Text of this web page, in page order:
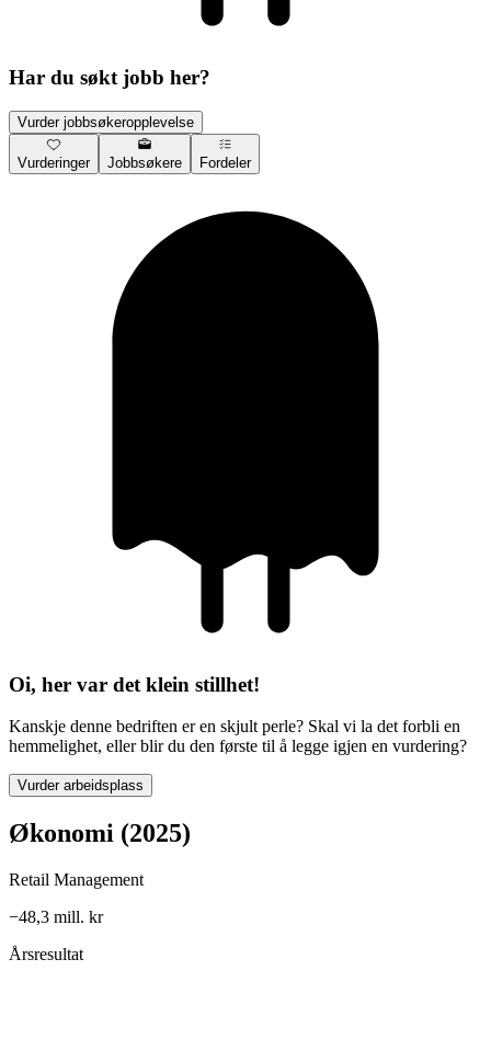
Har du søkt jobb her?
Vurder jobbsøkeropplevelse
Vurderinger Jobbsøkere Fordeler
Oi, her var det klein stillhet!
Kanskje denne bedriften er en skjult perle? Skal vi la det forbli en
hemmelighet, eller blir du den første til å legge igjen en vurdering?
Vurder arbeidsplass
Økonomi (2025)
Retail Management
−48,3 mill. kr
Årsresultat